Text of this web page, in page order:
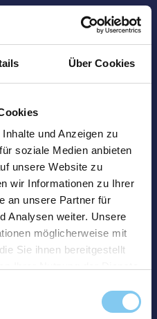
Über Cookies
und Anzeigen zu
soziale Medien anbieten
unsere Website zu
wir Informationen zu Ihrer
an unsere Partner für
Analysen weiter. Unsere
möglicherweise mit
Sie ihnen bereitgestellt